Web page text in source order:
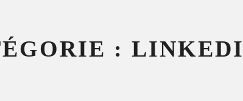
: